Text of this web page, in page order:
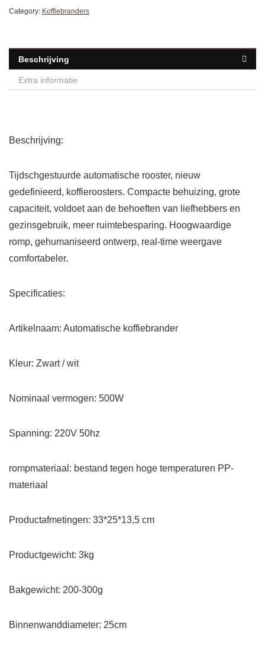
Category: Koffiebranders
Beschrijving
Extra informatie
Beschrijving:
Tijdschgestuurde automatische rooster, nieuw
gedefinieerd, koffieroosters. Compacte behuizing, grote
capaciteit, voldoet aan de behoeften van liefhebbers en
gezinsgebruik, meer ruimtebesparing. Hoogwaardige
romp, gehumaniseerd ontwerp, real-time weergave
comfortabeler.
Specificaties:
Artikelnaam: Automatische koffiebrander
Kleur: Zwart / wit
Nominaal vermogen: 500W
Spanning: 220V 50hz
rompmateriaal: bestand tegen hoge temperaturen PP-
materiaal
Productafmetingen: 33*25*13,5 cm
Productgewicht: 3kg
Bakgewicht: 200-300g
Binnenwanddiameter: 25cm